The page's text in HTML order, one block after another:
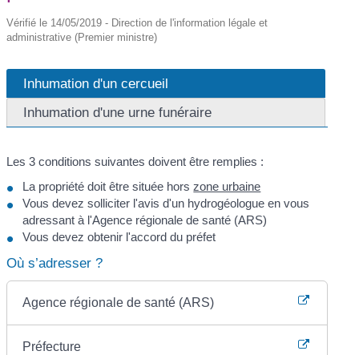
Vérifié le 14/05/2019 - Direction de l'information légale et
administrative (Premier ministre)
Inhumation d'un cercueil
Inhumation d'une urne funéraire
Les 3 conditions suivantes doivent être remplies :
La propriété doit être située horszone urbaine
Vous devez solliciter l'avis d'un hydrogéologue en vous
adressant à l'Agence régionale de santé (ARS)
Vous devez obtenir l'accord du préfet
Où s’adresser ?
Agence régionale de santé (ARS)
Préfecture